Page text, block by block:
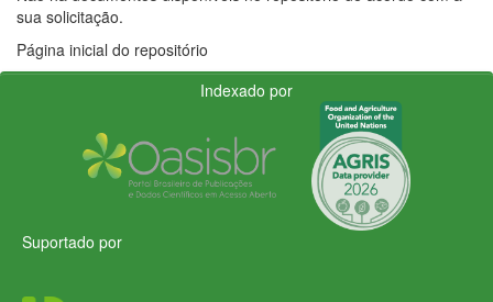
sua solicitação.
Página inicial do repositório
Indexado por
Suportado por